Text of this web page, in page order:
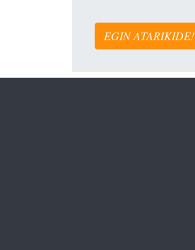
EGIN ATARIKIDE!